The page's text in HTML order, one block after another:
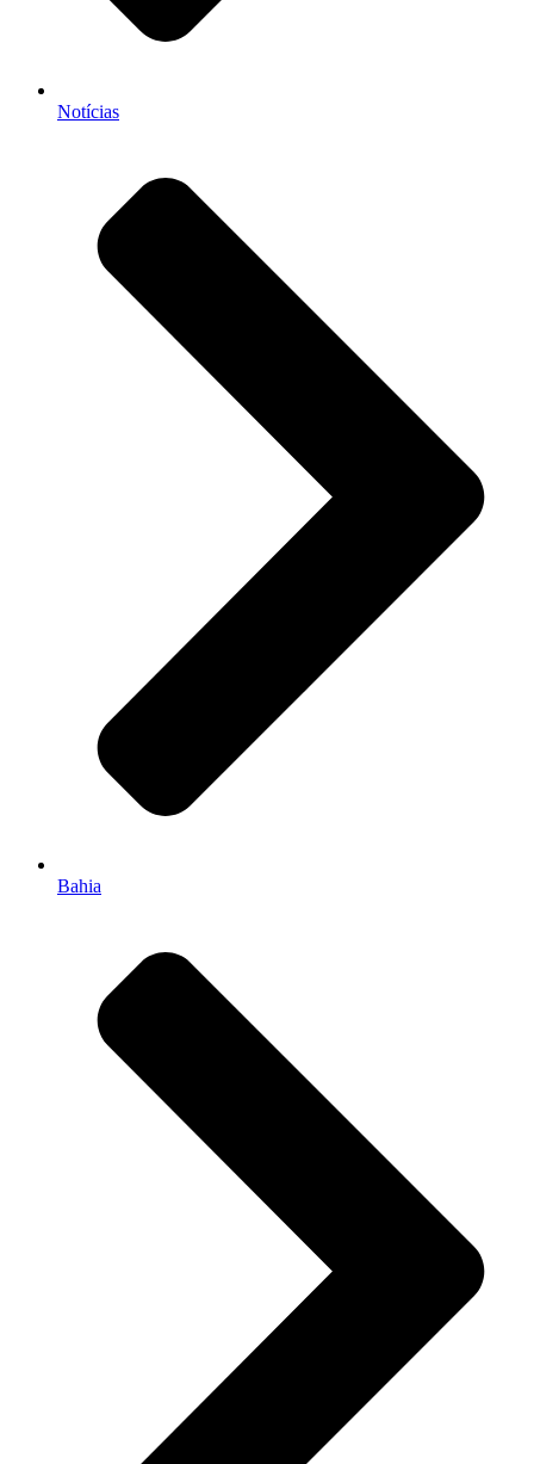
Notícias
Bahia